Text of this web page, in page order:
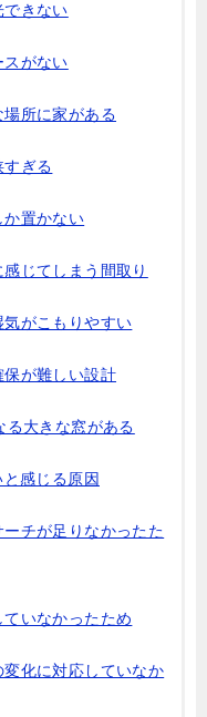
できない
スがない
場所に家がある
すぎる
か置かない
じてしまう間取り
気がこもりやすい
保が難しい設計
る大きな窓がある
感じる原因
ーチが足りなかったた
ていなかったため
変化に対応していなか